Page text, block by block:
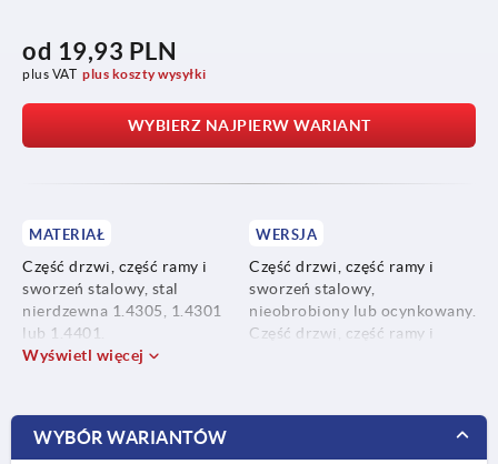
od 19,93 PLN
plus VAT plus koszty wysyłki
WYBIERZ NAJPIERW WARIANT
MATERIAŁ
Część drzwi, część ramy i
sworzeń stalowy, stal
nierdzewna 1.4305, 1.4301
lub 1.4401.
WERSJA
Część drzwi, część ramy i
sworzeń stalowy,
nieobrobiony lub ocynkowany.
Część drzwi, część ramy i
Wyświetl więcej
WYBÓR WARIANTÓW